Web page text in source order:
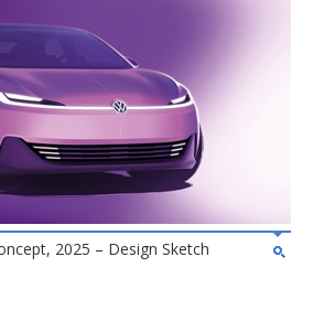
2025 – Design Sketch